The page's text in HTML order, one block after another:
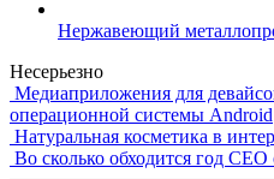
Нержавеющий
Несерьезно
Медиаприложения для
операционной системы Android
Натуральная косметика в
Во сколько обходится год СЕО